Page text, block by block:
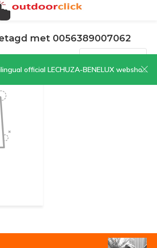
LECHUZA-BENELUX webshop | CLICK HERE NOW!
met 0056389007062
Sorteren op: